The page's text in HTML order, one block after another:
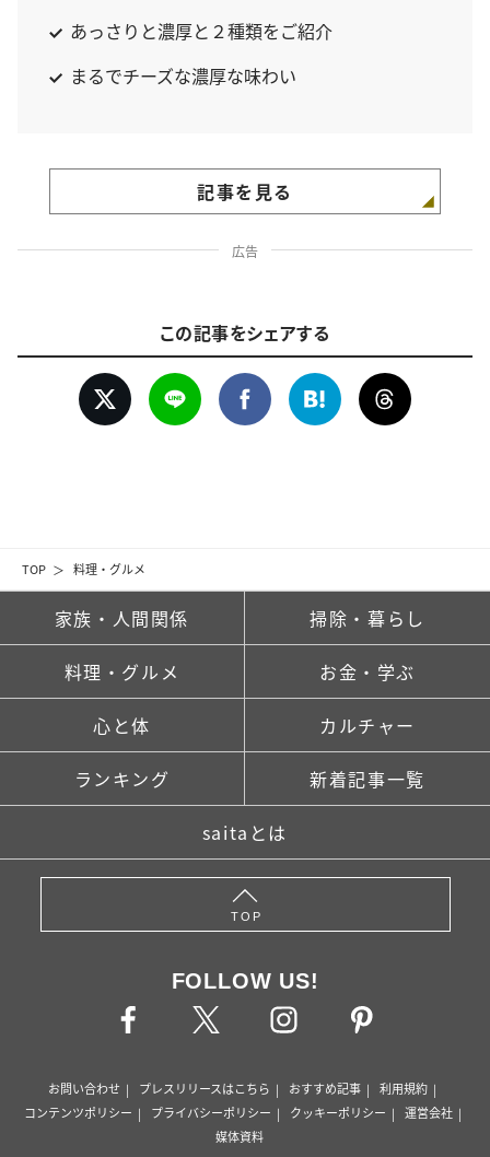
TOP 料理・グルメ
あっさりと濃厚と２種類をご紹介
まるでチーズな濃厚な味わい
記事を見る
広告
この記事をシェアする
家族・人間関係 掃除・暮らし
料理・グルメ お金・学ぶ
心と体 カルチャー
ランキング 新着記事一覧
saitaとは
TOP
FOLLOW US!
お問い合わせ プレスリリースはこちら おすすめ記事
利用規約
コンテンツポリシー
プライバシーポリシー クッキーポリシー
運営会社
媒体資料